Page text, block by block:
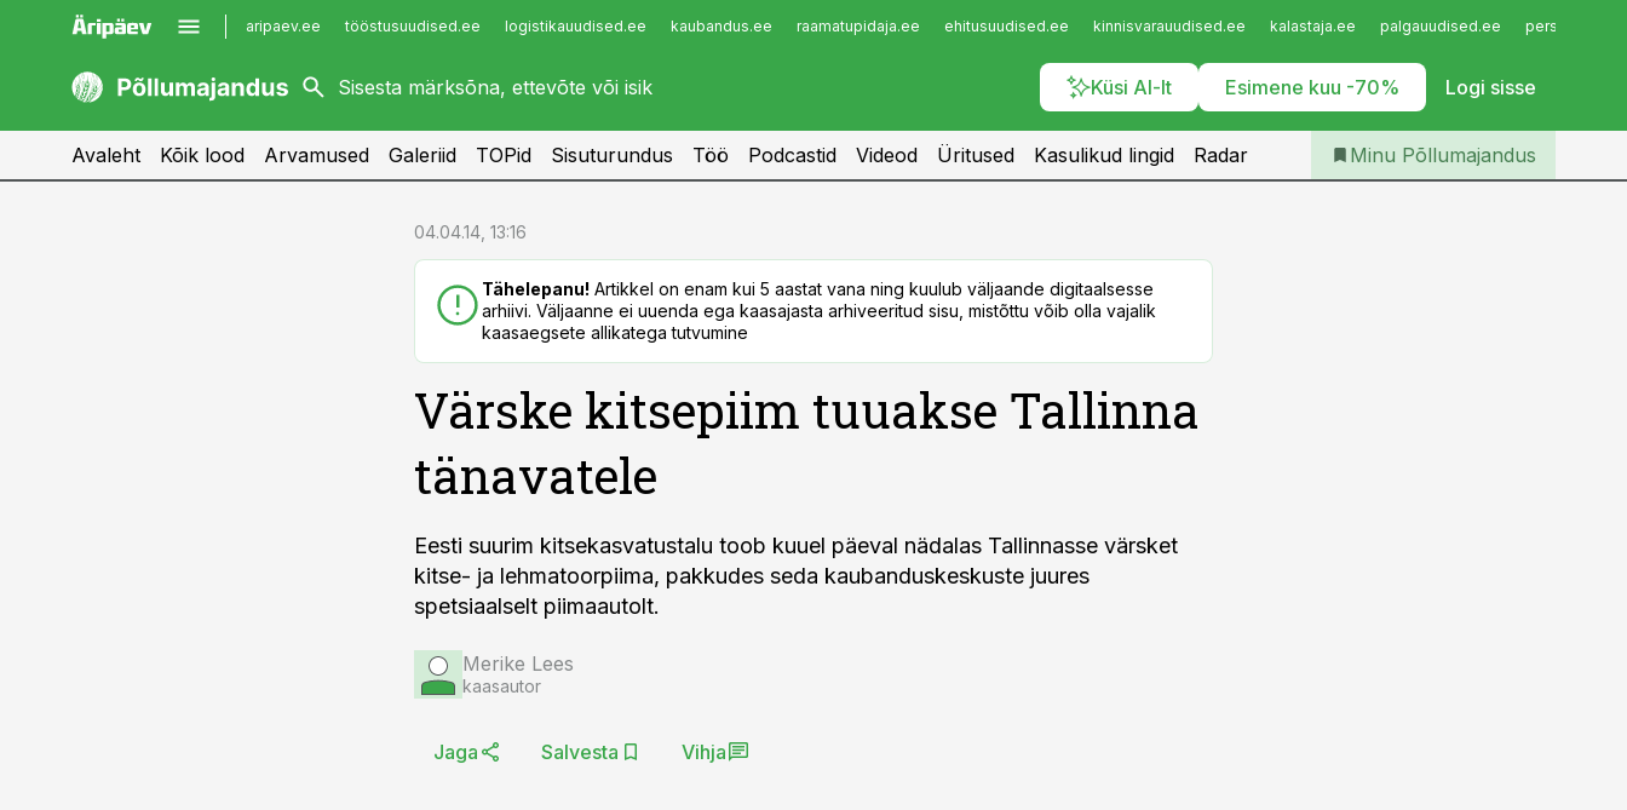
aripaev.ee tööstusuudised.ee logistikauudised.ee kaubandus.ee raamatupidaja.ee ehitusuudised.ee kinnisvarauudised.ee kalastaja.ee palgauudised.ee
Küsi AI-lt Esimene kuu -70% Logi sisse
kaubandus.ee
kinnisvarauudised.ee
imelineajalugu.ee
Infopank
Iseteenindus
Telli Põllumajandus
Avaleht Kõik lood Arvamused Galeriid TOPid Sisuturundus Töö Podcastid Videod Üritused Kasulikud lingid Radar Minu Põllumajandus
04.04.14, 13:16
Tähelepanu! Artikkel on enam kui 5 aastat vana ning kuulub väljaande digitaalsesse
arhiivi. Väljaanne ei uuenda ega kaasajasta arhiveeritud sisu, mistõttu võib olla vajalik
kaasaegsete allikatega tutvumine
Värske kitsepiim tuuakse Tallinna
tänavatele
Eesti suurim kitsekasvatustalu toob kuuel päeval nädalas Tallinnasse värsket
kitse- ja lehmatoorpiima, pakkudes seda kaubanduskeskuste juures
spetsiaalselt piimaautolt.
Merike Lees
kaasautor
Jaga Salvesta Vihja